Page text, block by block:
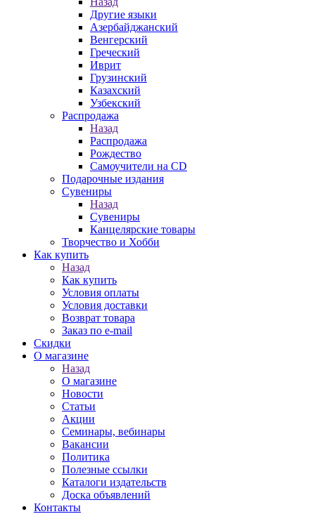
Другие языки
Азербайджанский
Венгерский
Греческий
Иврит
Грузинский
Казахский
Узбекский
Распродажа
Назад
Распродажа
Рождество
Самоучители на CD
Подарочные издания
Сувениры
Назад
Сувениры
Канцелярские товары
Творчество и Хобби
Как купить
Назад
Как купить
Условия оплаты
Условия доставки
Возврат товара
Заказ по e-mail
Скидки
О магазине
Назад
О магазине
Новости
Статьи
Акции
Семинары, вебинары
Вакансии
Политика
Полезные ссылки
Каталоги издательств
Доска объявлений
Контакты